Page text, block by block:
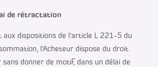
de rétractation
dispositions de l’article L 221-5 du
l’Acheteur dispose du droit
donner de motif, dans un délai de